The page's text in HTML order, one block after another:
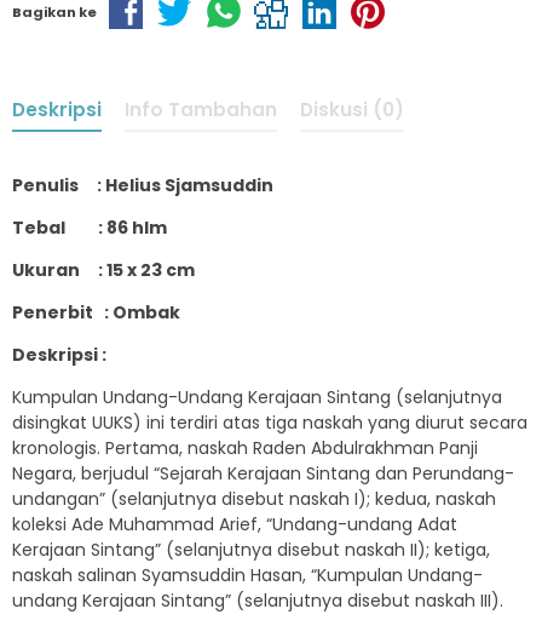
Bagikan ke
Deskripsi Info Tambahan Diskusi (0)
Penulis : Helius Sjamsuddin
Tebal : 86 hlm
Ukuran : 15 x 23 cm
Penerbit : Ombak
Deskripsi :
Kumpulan Undang-Undang Kerajaan Sintang (selanjutnya
disingkat UUKS) ini terdiri atas tiga naskah yang diurut secara
kronologis. Pertama, naskah Raden Abdulrakhman Panji
Negara, berjudul “Sejarah Kerajaan Sintang dan Perundang-
undangan” (selanjutnya disebut naskah I); kedua, naskah
koleksi Ade Muhammad Arief, “Undang-undang Adat
Kerajaan Sintang” (selanjutnya disebut naskah II); ketiga,
naskah salinan Syamsuddin Hasan, “Kumpulan Undang-
undang Kerajaan Sintang” (selanjutnya disebut naskah III).